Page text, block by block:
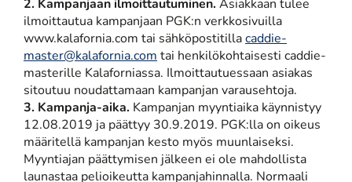
2. Kampanjaan ilmoittautuminen. Asiakkaan tulee
ilmoittautua kampanjaan PGK:n verkkosivuilla
www.kalafornia.com tai sähköpostitilla caddie-
master@kalafornia.com tai henkilökohtaisesti caddie-
masterille Kalaforniassa. Ilmoittautuessaan asiakas
sitoutuu noudattamaan kampanjan varausehtoja.
3. Kampanja-aika. Kampanjan myyntiaika käynnistyy
12.08.2019 ja päättyy 30.9.2019. PGK:lla on oikeus
määritellä kampanjan kesto myös muunlaiseksi.
Myyntiajan päättymisen jälkeen ei ole mahdollista
launastaa pelioikeutta kampanjahinnalla. Normaali